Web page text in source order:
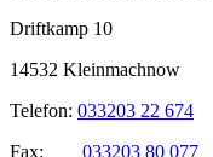
Driftkamp 10
14532 Kleinmachnow
Telefon: 033203 22 674
Fax: 033203 80 077